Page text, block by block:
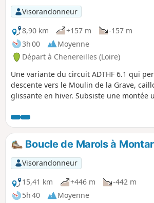
Visorandonneur
8,90 km
+157 m
-157 m
3h 00
Moyenne
Départ à Chenereilles (Loire)
Une variante du circuit ADTHF 6.1 qui
descente vers le Moulin de la Grave,
glissante en hiver. Subsiste une montée
entre les hameaux de Chenereilles, avec
vue sur la plaine et les monts du
Boucle de Marols à
Visorandonneur
15,41 km
+446 m
-442 m
5h 40
Moyenne